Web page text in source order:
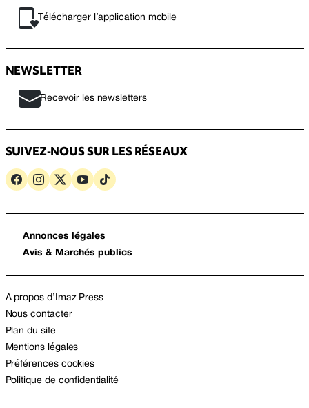
Télécharger l’application mobile
NEWSLETTER
Recevoir les newsletters
SUIVEZ-NOUS SUR LES RÉSEAUX
Annonces légales
Avis & Marchés publics
A propos d’Imaz Press
Nous contacter
Plan du site
Mentions légales
Préférences cookies
Politique de confidentialité